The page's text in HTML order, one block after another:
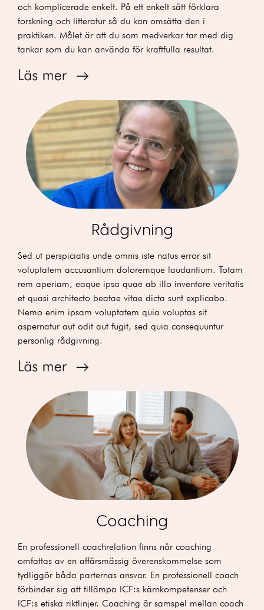
och komplicerade enkelt. På ett enkelt sätt förklara
forskning och litteratur så du kan omsätta den i
praktiken. Målet är att du som medverkar tar med dig
tankar som du kan använda för kraftfulla resultat.
Rådgivning
Sed ut perspiciatis unde omnis iste natus error sit
voluptatem accusantium doloremque laudantium. Totam
rem aperiam, eaque ipsa quae ab illo inventore veritatis
et quasi architecto beatae vitae dicta sunt explicabo.
Nemo enim ipsam voluptatem quia voluptas sit
aspernatur aut odit aut fugit, sed quia consequuntur
personlig rådgivning.
Coaching
En professionell coachrelation finns när coaching
omfattas av en affärsmässig överenskommelse som
tydliggör båda parternas ansvar. En professionell coach
förbinder sig att tillämpa ICF:s kärnkompetenser och
ICF:s etiska riktlinjer. Coaching är samspel mellan coach